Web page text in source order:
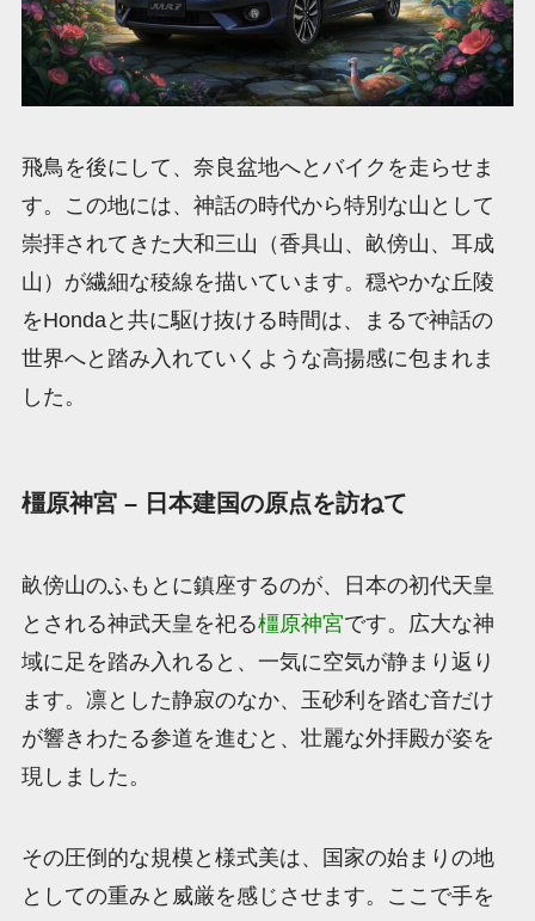
飛鳥を後にして、奈良盆地へとバイクを走らせま
す。この地には、神話の時代から特別な山として
崇拝されてきた大和三山（香具山、畝傍山、耳成
山）が繊細な稜線を描いています。穏やかな丘陵
をHondaと共に駆け抜ける時間は、まるで神話の
世界へと踏み入れていくような高揚感に包まれま
した。
橿原神宮 – 日本建国の原点を訪ねて
畝傍山のふもとに鎮座するのが、日本の初代天皇
とされる神武天皇を祀る橿原神宮です。広大な神
域に足を踏み入れると、一気に空気が静まり返り
ます。凛とした静寂のなか、玉砂利を踏む音だけ
が響きわたる参道を進むと、壮麗な外拝殿が姿を
現しました。
その圧倒的な規模と様式美は、国家の始まりの地
としての重みと威厳を感じさせます。ここで手を